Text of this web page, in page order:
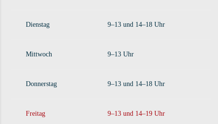
Dienstag 9–13 und 14–18 Uhr
Mittwoch 9–13 Uhr
Donnerstag 9–13 und 14–18 Uhr
Freitag 9–13 und 14–19 Uhr